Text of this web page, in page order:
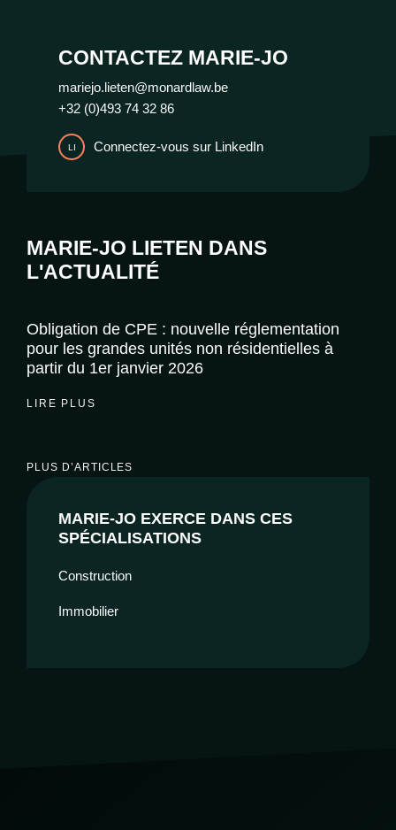
CONTACTEZ MARIE-JO
mariejo.lieten@monardlaw.be
+32 (0)493 74 32 86
LI Connectez-vous sur LinkedIn
MARIE-JO LIETEN DANS
L'ACTUALITÉ
Obligation de CPE : nouvelle réglementation
pour les grandes unités non résidentielles à
partir du 1er janvier 2026
LIRE PLUS
PLUS D’ARTICLES
MARIE-JO EXERCE DANS CES
SPÉCIALISATIONS
Construction
Immobilier